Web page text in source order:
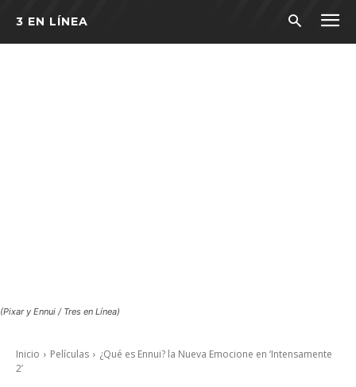
3 EN LÍNEA
(Pixar y Ennui / Tres en Línea)
Inicio Películas
¿Qué es Ennui? la Nueva Emocione en ‘Intensamente
2’